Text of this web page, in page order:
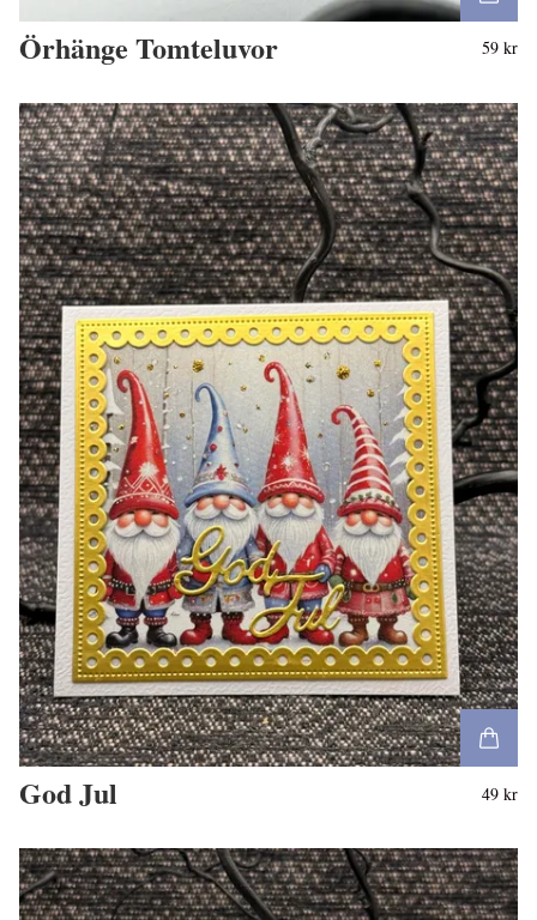
Örhänge Tomteluvor 59 kr
God Jul 49 kr